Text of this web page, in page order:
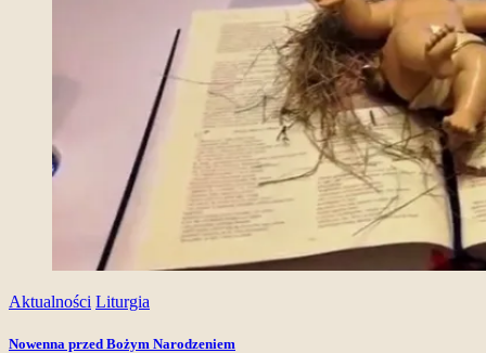
Aktualności Liturgia
Nowenna przed Bożym Narodzeniem